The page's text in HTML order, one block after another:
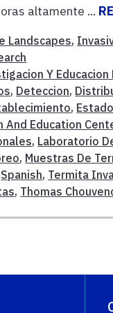
altamente ...
Landscapes,
Y Educacion
, Deteccion,
,
And Education
, Laboratorio
, Muestras De
Spanish, Termita
, Thomas